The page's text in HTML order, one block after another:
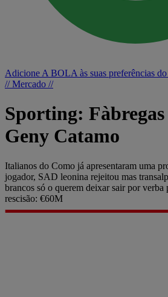
Adicione A BOLA às suas preferências
// Mercado //
Sporting:
Geny Catamo
Italianos do Como já apresentaram uma
jogador, SAD leonina rejeitou mas
brancos só o querem deixar sair por verba
rescisão: €60M